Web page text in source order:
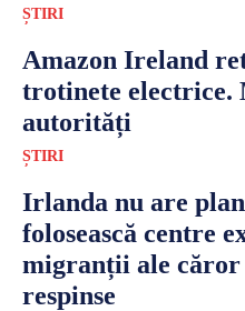
ȘTIRI
Amazon Ireland
trotinete electrice.
autorități
ȘTIRI
Irlanda nu are
folosească centre
migranții ale căror
respinse